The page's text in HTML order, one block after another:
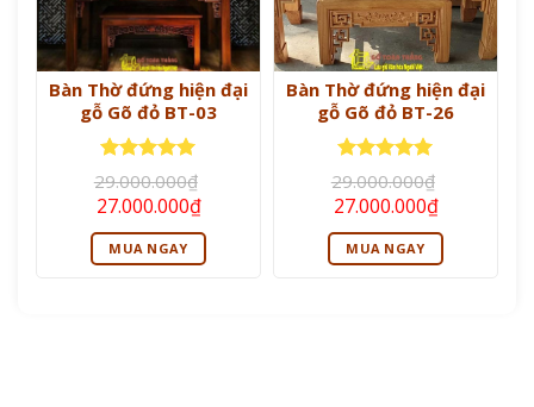
Bàn Thờ đứng hiện đại
gỗ Gõ đỏ BT-03
Được xếp
hạng55
sao
29.000.000₫
Giá
gốc
là:
29.000.000₫.
27.000.000₫Giá
hiện
tại
là:
27.000.000₫.
MUA NGAY
Bàn Thờ đứng hiện đại
gỗ Gõ đỏ BT-26
Được xếp
hạng55
sao
29.000.000₫
Giá
gốc
là:
29.000.000₫.
27.000.000₫Giá
hiện
tại
là:
MUA NGAY